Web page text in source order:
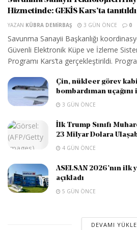
Hizmetinde: GEKİS Kars’ta tanıtıldı
YAZAN KÜBRA DEMIRBAŞ 3 GÜN ÖNCE 0
Savunma Sanayii Başkanlığı
Güvenli Elektronik Küpe ve İzleme
Programı Kars’ta gerçekleştirildi.
Çin, nükleer görev
bombardıman
3 GÜN ÖNCE
İlk Trump Sınıfı
23 Milyar Dolara
4 GÜN ÖNCE
ASELSAN 2026’nın ilk
açıkladı
5 GÜN ÖNCE
DEVAMI YÜKLE